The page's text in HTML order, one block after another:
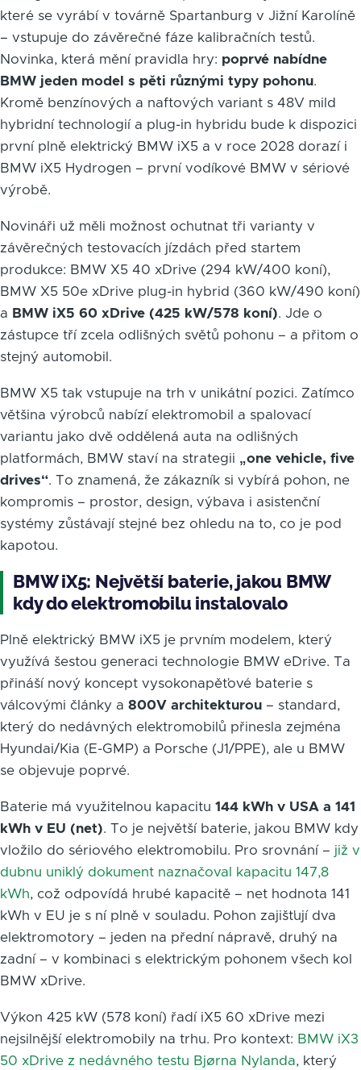
které se vyrábí v továrně Spartanburg v Jižní Karolíně
– vstupuje do závěrečné fáze kalibračních testů.
Novinka, která mění pravidla hry: poprvé nabídne
BMW jeden model s pěti různými typy pohonu.
Kromě benzínových a naftových variant s 48V mild
hybridní technologií a plug-in hybridu bude k dispozici
první plně elektrický BMW iX5 a v roce 2028 dorazí i
BMW iX5 Hydrogen – první vodíkové BMW v sériové
výrobě.
Novináři už měli možnost ochutnat tři varianty v
závěrečných testovacích jízdách před startem
produkce: BMW X5 40 xDrive (294 kW/400 koní),
BMW X5 50e xDrive plug-in hybrid (360 kW/490 koní)
a BMW iX5 60 xDrive (425 kW/578 koní). Jde o
zástupce tří zcela odlišných světů pohonu – a přitom o
stejný automobil.
BMW X5 tak vstupuje na trh v unikátní pozici. Zatímco
většina výrobců nabízí elektromobil a spalovací
variantu jako dvě oddělená auta na odlišných
platformách, BMW staví na strategii „one vehicle, five
drives“. To znamená, že zákazník si vybírá pohon, ne
kompromis – prostor, design, výbava i asistenční
systémy zůstávají stejné bez ohledu na to, co je pod
kapotou.
BMW iX5: Největší baterie, jakou BMW
kdy do elektromobilu instalovalo
Plně elektrický BMW iX5 je prvním modelem, který
využívá šestou generaci technologie BMW eDrive. Ta
přináší nový koncept vysokonapěťové baterie s
válcovými články a 800V architekturou – standard,
který do nedávných elektromobilů přinesla zejména
Hyundai/Kia (E-GMP) a Porsche (J1/PPE), ale u BMW
se objevuje poprvé.
Baterie má využitelnou kapacitu 144 kWh v USA a 141
kWh v EU (net). To je největší baterie, jakou BMW kdy
vložilo do sériového elektromobilu. Pro srovnání – již v
dubnu uniklý dokument naznačoval kapacitu 147,8
kWh, což odpovídá hrubé kapacitě – net hodnota 141
kWh v EU je s ní plně v souladu. Pohon zajišťují dva
elektromotory – jeden na přední nápravě, druhý na
zadní – v kombinaci s elektrickým pohonem všech kol
BMW xDrive.
Výkon 425 kW (578 koní) řadí iX5 60 xDrive mezi
nejsilnější elektromobily na trhu. Pro kontext: BMW iX3
50 xDrive z nedávného testu Bjørna Nylanda, který